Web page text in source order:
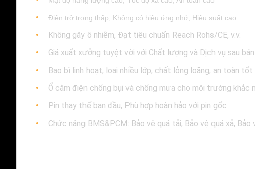
Điện trở trong thấp, Không có hiệu ứng nhớ, Hiệu suất cao
Không gây ô nhiễm, Đạt tiêu chuẩn Reach Rohs/CE, v.v.
Giá xuất xưởng tuyệt vời với Chất lượng và Dịch vụ sau
Bao bì linh hoạt, loại nhiều lớp, chất lỏng loãng, an toàn tốt
Ổ cắm điện chống bụi và chống mưa cho môi trường khắc
Pin thay thế ban đầu, Phù hợp hoàn hảo với pin gốc
Chức năng BMS&PCM: Bảo vệ quá tải, Bảo vệ quá xả, Bảo